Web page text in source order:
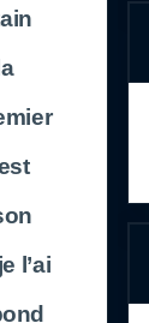
l’ai